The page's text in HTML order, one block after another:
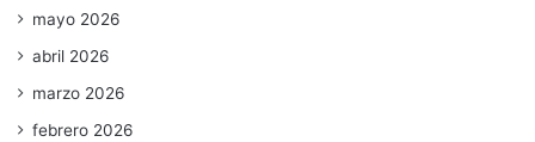
mayo 2026
abril 2026
marzo 2026
febrero 2026